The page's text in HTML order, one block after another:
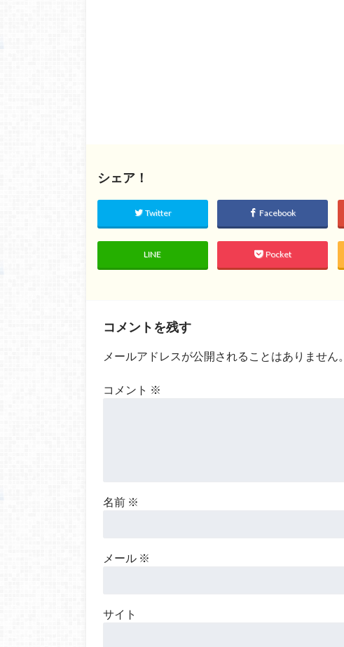
シェア！
Twitter Facebook
LINE Pocket
コメントを残す
メールアドレスが公開されることはありません。
コメント ※
名前 ※
メール ※
サイト